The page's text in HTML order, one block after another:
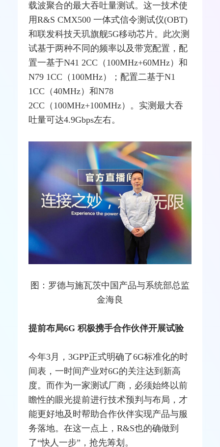
载波聚合的最大吞吐量测试。这一技术使
用R&S CMX500 一体式信令测试仪(OBT)
和联发科技天玑旗舰5G移动芯片。此次测
试基于两种不同的频率以及带宽配置，配
置一基于N41 2CC（100MHz+60MHz）和
N79 1CC（100MHz）；配置二基于N1
1CC（40MHz）和N78
2CC（100MHz+100MHz）。实测最大吞
吐量可达4.9Gbps左右。
图：罗德与施瓦茨中国产品与系统部总监
金海良
提前布局6G 积极携手合作伙伴开展试验
今年3月，3GPP正式明确了6G标准化的时
间表，一时间产业对6G的关注达到新高
度。而作为一家测试厂商，必须始终以前
瞻性的眼光提前进行技术预判与布局，才
能更好地及时帮助合作伙伴实现产品与服
务落地。在这一点上，R&S也的确做到
了“快人一步”，抢先筹划。